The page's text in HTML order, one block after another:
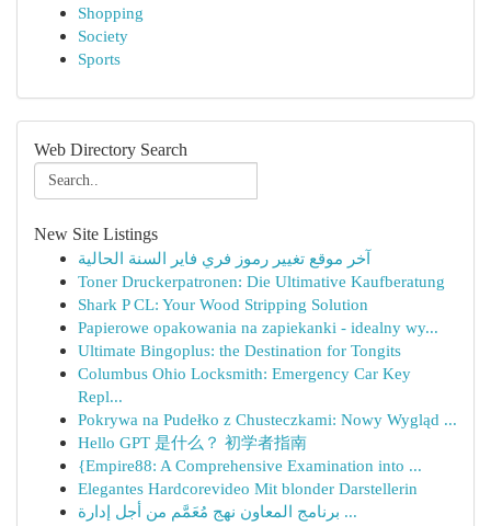
Shopping
Society
Sports
Web Directory Search
New Site Listings
آخر موقع تغيير رموز فري فاير السنة الحالية
Toner Druckerpatronen: Die Ultimative Kaufberatung
Shark P CL: Your Wood Stripping Solution
Papierowe opakowania na zapiekanki - idealny wy...
Ultimate Bingoplus: the Destination for Tongits
Columbus Ohio Locksmith: Emergency Car Key
Repl...
Pokrywa na Pudełko z Chusteczkami: Nowy Wygląd ...
Hello GPT 是什么？ 初学者指南
{Empire88: A Comprehensive Examination into ...
Elegantes Hardcorevideo Mit blonder Darstellerin
برنامج المعاون نهج مُعَمَّم من أجل إدارة ...